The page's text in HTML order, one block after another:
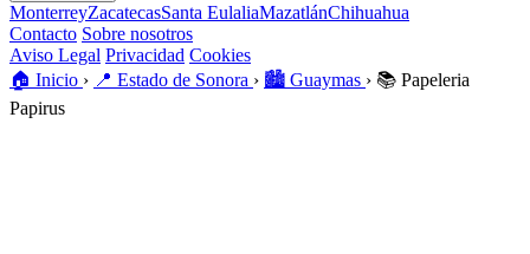
MonterreyZacatecasSanta EulaliaMazatlánChihuahua
Contacto Sobre nosotros
Aviso Legal Privacidad Cookies
🏠️ Inicio › 📍 Estado de Sonora › 🏙️ Guaymas › 📚 Papeleria
Papirus